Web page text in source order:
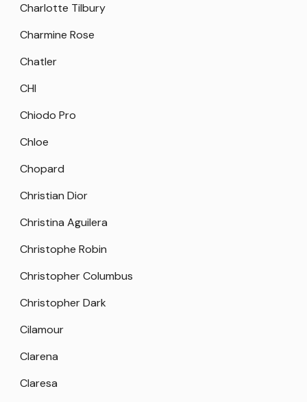
Charlotte Tilbury
Charmine Rose
Chatler
CHI
Chiodo Pro
Chloe
Chopard
Christian Dior
Christina Aguilera
Christophe Robin
Christopher Columbus
Christopher Dark
Cilamour
Clarena
Claresa